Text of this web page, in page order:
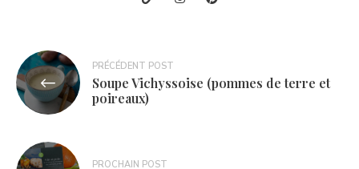
Navigation
de
l’article
PRÉCÉDENT POST
Soupe Vichyssoise (pommes de terre et
poireaux)
PROCHAIN POST